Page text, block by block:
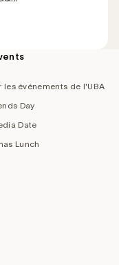
les événements de l'UBA
Day
Date
Lunch